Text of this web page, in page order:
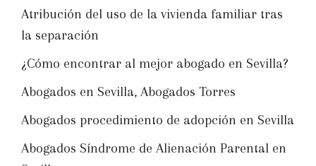
Atribución del uso de la vivienda familiar tras
la separación
¿Cómo encontrar al mejor abogado en Sevilla?
Abogados en Sevilla, Abogados Torres
Abogados procedimiento de adopción en Sevilla
Abogados Síndrome de Alienación Parental en